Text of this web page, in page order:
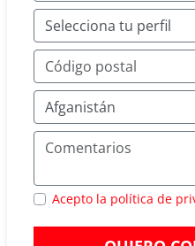
Acepto la política de